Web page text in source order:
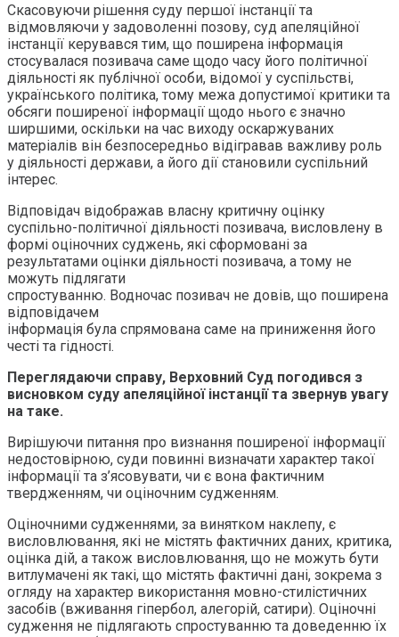
Скасовуючи рішення суду першої інстанції та
відмовляючи у задоволенні позову, суд апеляційної
інстанції керувався тим, що поширена інформація
стосувалася позивача саме щодо часу його політичної
діяльності як публічної особи, відомої у суспільстві,
українського політика, тому межа допустимої критики та
обсяги поширеної інформації щодо нього є значно
ширшими, оскільки на час виходу оскаржуваних
матеріалів він безпосередньо відігравав важливу роль
у діяльності держави, а його дії становили суспільний
інтерес.
Відповідач відображав власну критичну оцінку
суспільно-політичної діяльності позивача, висловлену в
формі оціночних суджень, які сформовані за
результатами оцінки діяльності позивача, а тому не
можуть підлягати
спростуванню. Водночас позивач не довів, що поширена
відповідачем
інформація була спрямована саме на приниження його
честі та гідності.
Переглядаючи справу, Верховний Суд погодився з
висновком суду апеляційної інстанції та звернув увагу
на таке.
Вирішуючи питання про визнання поширеної інформації
недостовірною, суди повинні визначати характер такої
інформації та з’ясовувати, чи є вона фактичним
твердженням, чи оціночним судженням.
Оціночними судженнями, за винятком наклепу, є
висловлювання, які не містять фактичних даних, критика,
оцінка дій, а також висловлювання, що не можуть бути
витлумачені як такі, що містять фактичні дані, зокрема з
огляду на характер використання мовно-стилістичних
засобів (вживання гіпербол, алегорій, сатири). Оціночні
судження не підлягають спростуванню та доведенню їх